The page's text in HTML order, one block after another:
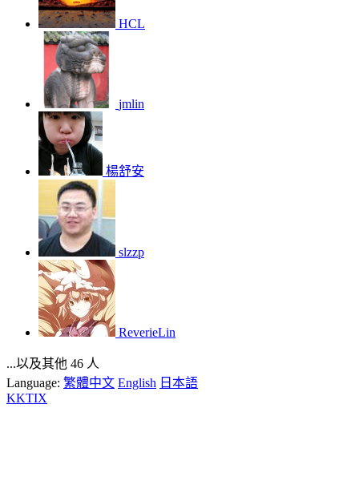
HCL
jmlin
楊舒安
slzzp
ReverieLin
...以及其他 46 人
Language: 繁體中文 English 日本語
KKTIX